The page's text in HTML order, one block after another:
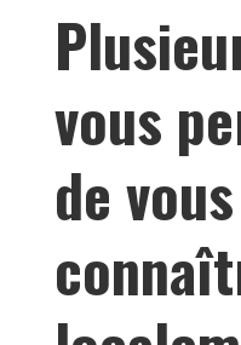
vous
de